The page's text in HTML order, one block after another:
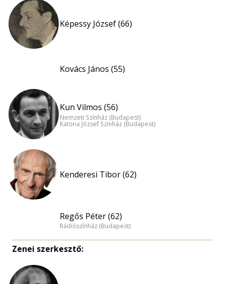
Képessy József (66)
Kovács János (55)
Kun Vilmos (56)
Nemzeti Színház (Budapest)
Katona József Színház (Budapest)
Kenderesi Tibor (62)
Regős Péter (62)
Rádiószínház (Budapest)
Zenei szerkesztő: